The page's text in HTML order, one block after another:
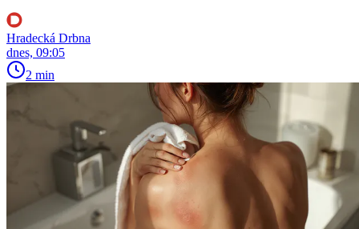
Hradecká Drbna
dnes, 09:05
2 min